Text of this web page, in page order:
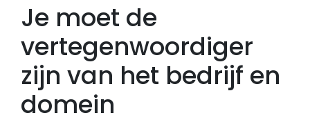
Je moet de
vertegenwoordiger
zijn van het bedrijf en
domein